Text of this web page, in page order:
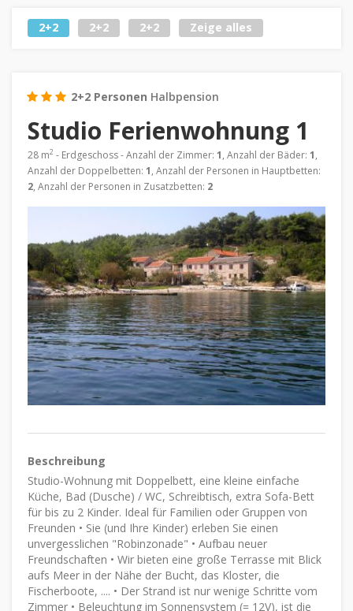
2+2 2+2 2+2 Zeige alles
2+2 Personen Halbpension
Studio Ferienwohnung 1
28 m2 - Erdgeschoss - Anzahl der Zimmer: 1, Anzahl der Bäder: 1,
Anzahl der Doppelbetten: 1, Anzahl der Personen in Hauptbetten:
2, Anzahl der Personen in Zusatzbetten: 2
Beschreibung
Studio-Wohnung mit Doppelbett, eine kleine einfache
Küche, Bad (Dusche) / WC, Schreibtisch, extra Sofa-Bett
für bis zu 2 Kinder. Ideal für Familien oder Gruppen von
Freunden • Sie (und Ihre Kinder) erleben Sie einen
unvergesslichen "Robinzonade" • Aufbau neuer
Freundschaften • Wir bieten eine große Terrasse mit Blick
aufs Meer in der Nähe der Bucht, das Kloster, die
Fischerboote, .... • Der Strand ist nur wenige Schritte vom
Zimmer • Beleuchtung im Sonnensystem (= 12V), ist die